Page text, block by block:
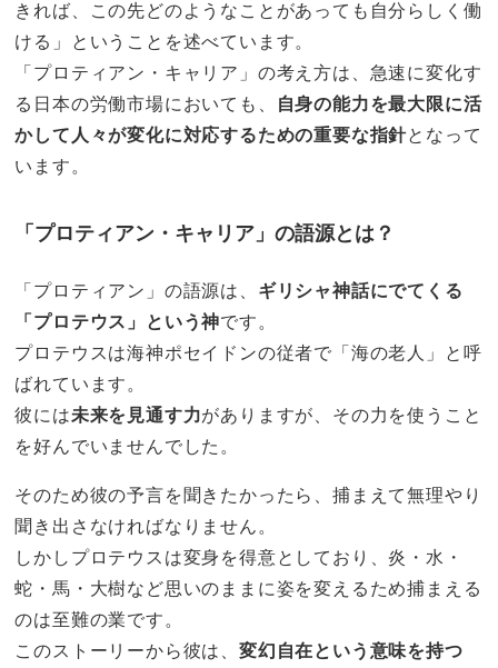
きれば、この先どのようなことがあっても自分らしく働
ける」ということを述べています。
「プロティアン・キャリア」の考え方は、急速に変化す
る日本の労働市場においても、
自身の能力を最大限に活
かして人々が変化に対応するための重要な指針となって
います。
「プロティアン・キャリア」の語源とは？
「プロティアン」の語源は、 ギリシャ神話にでてくる
「プロテウス」という神です。
プロテウスは海神ポセイドンの従者で「海の老人」と呼
ばれています。
彼には未来を見通す力がありますが、その力を使うこと
を好んでいませんでした。
そのため彼の予言を聞きたかったら、捕まえて無理やり
聞き出さなければなりません。
しかしプロテウスは変身を得意としており、炎・水・
蛇・馬・大樹など思いのままに姿を変えるため捕まえる
のは至難の業です。
このストーリーから彼は、変幻自在という意味を持つ